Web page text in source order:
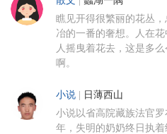
瞧见开得很繁丽的花丛
冶的一番的奢想。人在
人摇曳着花去，这是多
啊。
小说 日薄西山
小说以省高院藏族法官
年，失明的奶奶终日执